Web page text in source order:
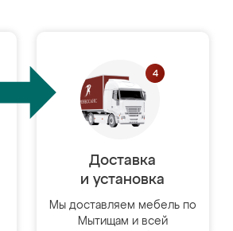
Доставка
и установка
Мы доставляем мебель по
Мытищам и всей